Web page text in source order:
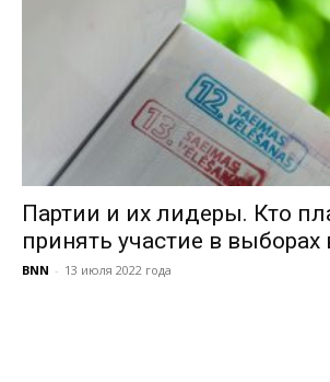
Партии и их лидеры. Кто
принять участие в выборах
BNN - 13 июля 2022 года